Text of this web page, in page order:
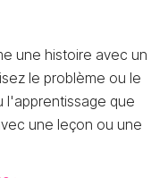
une histoire avec un
le problème ou le
l'apprentissage que
une leçon ou une